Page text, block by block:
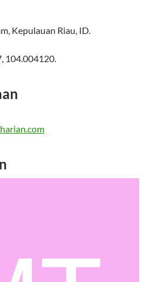
, Kepulauan Riau, ID.
, 104.004120.